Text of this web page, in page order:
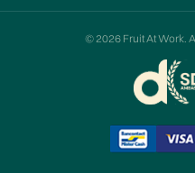
© 2026 Fruit At Work.